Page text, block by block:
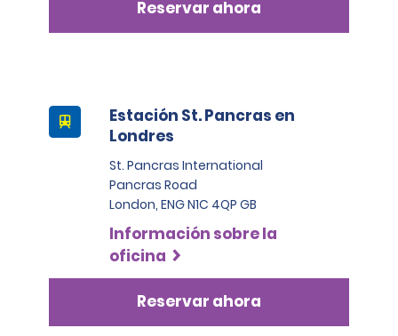
incluir una verificación de identidad con una
organización externa.
Reservar ahora
Estación St. Pancras en
Londres
St. Pancras International
Pancras Road
London, ENG N1C 4QP GB
Información sobre la
oficina
Reservar ahora